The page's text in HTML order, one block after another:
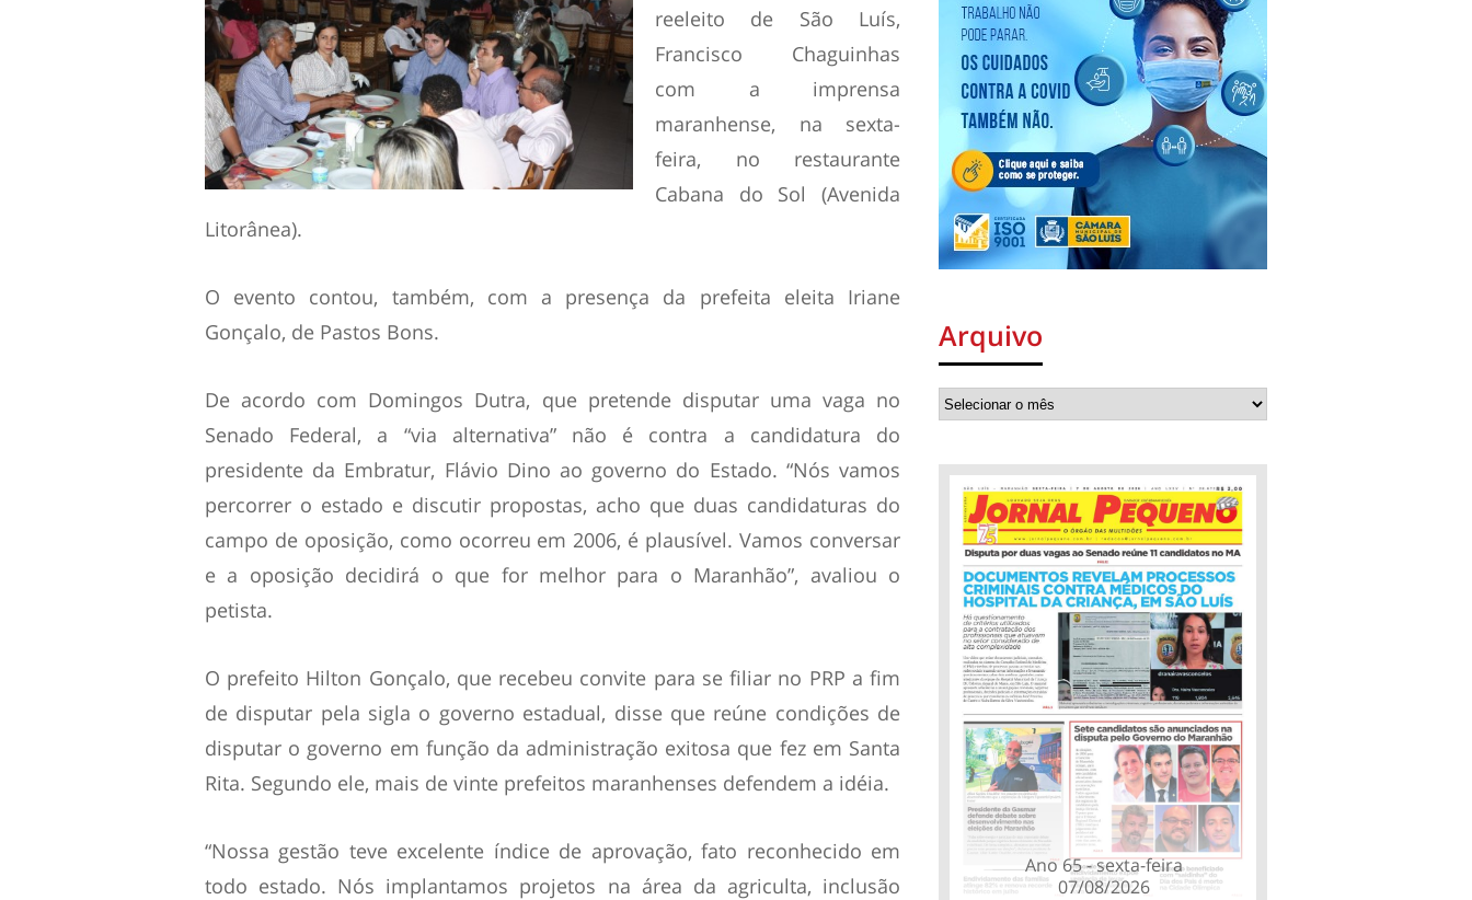
reeleito de São Luís,
Francisco Chaguinhas
com a imprensa
maranhense, na sexta-
feira, no restaurante
Cabana do Sol (Avenida
Litorânea).
O evento contou, também, com a presença da prefeita eleita Iriane
Gonçalo, de Pastos Bons.
De acordo com Domingos Dutra, que pretende disputar uma vaga no
Senado Federal, a “via alternativa” não é contra a candidatura do
presidente da Embratur, Flávio Dino ao governo do Estado. “Nós vamos
percorrer o estado e discutir propostas, acho que duas candidaturas do
campo de oposição, como ocorreu em 2006, é plausível. Vamos conversar
e a oposição decidirá o que for melhor para o Maranhão”, avaliou o
petista.
O prefeito Hilton Gonçalo, que recebeu convite para se filiar no PRP a fim
de disputar pela sigla o governo estadual, disse que reúne condições de
disputar o governo em função da administração exitosa que fez em Santa
Rita. Segundo ele, mais de vinte prefeitos maranhenses defendem a idéia.
“Nossa gestão teve excelente índice de aprovação, fato reconhecido em
todo estado. Nós implantamos projetos na área da agriculta, inclusão
Arquivo
Ano 65 - sexta-feira
07/08/2026